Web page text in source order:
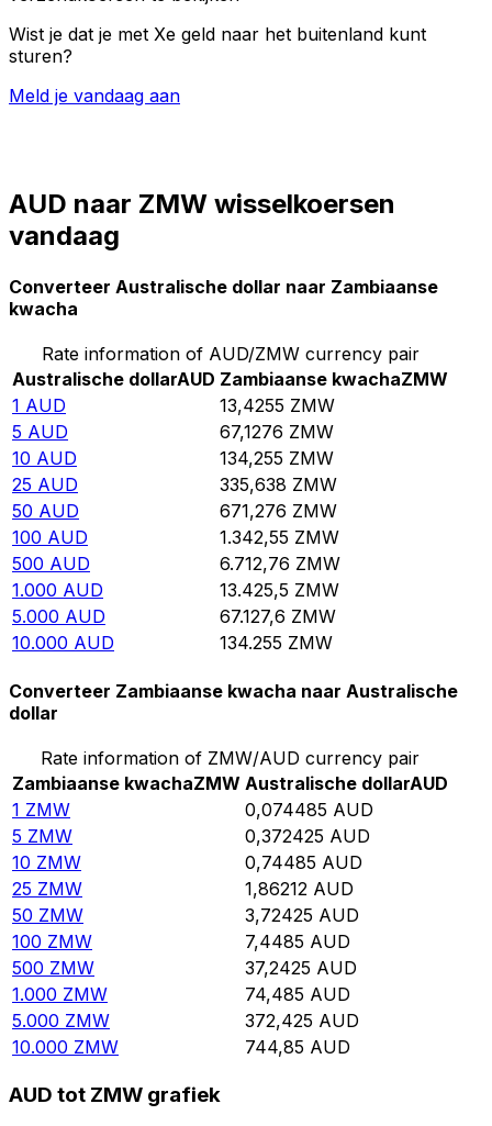
Wist je dat je met Xe geld naar het buitenland kunt
sturen?
Meld je vandaag aan
AUD naar ZMW wisselkoersen
vandaag
Converteer Australische dollar naar Zambiaanse
kwacha
Rate information of AUD/ZMW currency pair
Australische dollarAUD Zambiaanse kwachaZMW
1 AUD 13,4255 ZMW
5 AUD 67,1276 ZMW
10 AUD 134,255 ZMW
25 AUD 335,638 ZMW
50 AUD 671,276 ZMW
100 AUD 1.342,55 ZMW
500 AUD 6.712,76 ZMW
1.000 AUD 13.425,5 ZMW
5.000 AUD 67.127,6 ZMW
10.000 AUD 134.255 ZMW
Converteer Zambiaanse kwacha naar Australische
dollar
Rate information of ZMW/AUD currency pair
Zambiaanse kwachaZMW Australische dollarAUD
1 ZMW 0,074485 AUD
5 ZMW 0,372425 AUD
10 ZMW 0,74485 AUD
25 ZMW 1,86212 AUD
50 ZMW 3,72425 AUD
100 ZMW 7,4485 AUD
500 ZMW 37,2425 AUD
1.000 ZMW 74,485 AUD
5.000 ZMW 372,425 AUD
10.000 ZMW 744,85 AUD
AUD tot ZMW grafiek